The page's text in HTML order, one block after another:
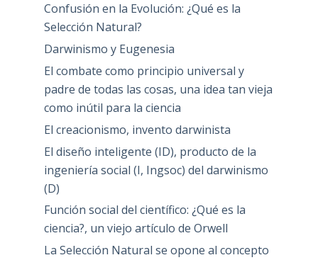
Confusión en la Evolución: ¿Qué es la
Selección Natural?
Darwinismo y Eugenesia
El combate como principio universal y
padre de todas las cosas, una idea tan vieja
como inútil para la ciencia
El creacionismo, invento darwinista
El diseño inteligente (ID), producto de la
ingeniería social (I, Ingsoc) del darwinismo
(D)
Función social del científico: ¿Qué es la
ciencia?, un viejo artículo de Orwell
La Selección Natural se opone al concepto